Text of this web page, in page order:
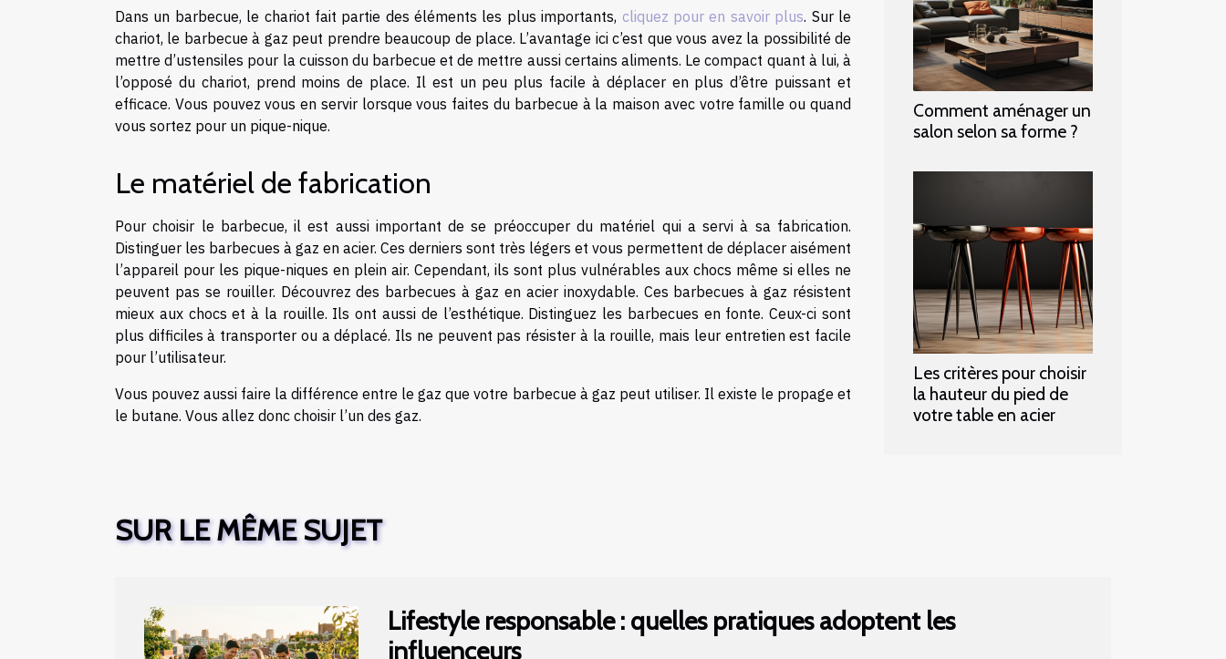
Dans un barbecue, le chariot fait partie des éléments les plus importants, cliquez pour en savoir plus. Sur le
chariot, le barbecue à gaz peut prendre beaucoup de place. L’avantage ici c’est que vous avez la possibilité de
mettre d’ustensiles pour la cuisson du barbecue et de mettre aussi certains aliments. Le compact quant à lui, à
l’opposé du chariot, prend moins de place. Il est un peu plus facile à déplacer en plus d’être puissant et
efficace. Vous pouvez vous en servir lorsque vous faites du barbecue à la maison avec votre famille ou quand
vous sortez pour un pique-nique.
Le matériel de fabrication
Pour choisir le barbecue, il est aussi important de se préoccuper du matériel qui a servi à sa fabrication.
Distinguer les barbecues à gaz en acier. Ces derniers sont très légers et vous permettent de déplacer aisément
l’appareil pour les pique-niques en plein air. Cependant, ils sont plus vulnérables aux chocs même si elles ne
peuvent pas se rouiller. Découvrez des barbecues à gaz en acier inoxydable. Ces barbecues à gaz résistent
mieux aux chocs et à la rouille. Ils ont aussi de l’esthétique. Distinguez les barbecues en fonte. Ceux-ci sont
plus difficiles à transporter ou a déplacé. Ils ne peuvent pas résister à la rouille, mais leur entretien est facile
pour l’utilisateur.
Vous pouvez aussi faire la différence entre le gaz que votre barbecue à gaz peut utiliser. Il existe le propage et
le butane. Vous allez donc choisir l’un des gaz.
Comment aménager un
salon selon sa forme ?
Les critères pour choisir
la hauteur du pied de
votre table en acier
SUR LE MÊME SUJET
Lifestyle responsable : quelles pratiques adoptent les
influenceurs